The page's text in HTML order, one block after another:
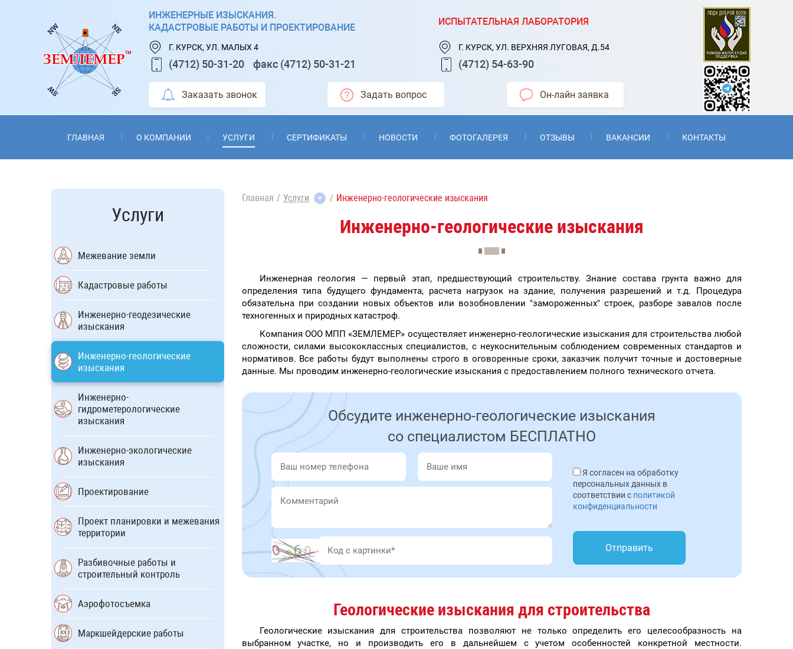
ИНЖЕНЕРНЫЕ ИЗЫСКАНИЯ.
КАДАСТРОВЫЕ РАБОТЫ И ПРОЕКТИРОВАНИЕ
Г. КУРСК, УЛ. МАЛЫХ 4
(4712) 50-31-20 факс (4712) 50-31-21
ИСПЫТАТЕЛЬНАЯ ЛАБОРАТОРИЯ
Г. КУРСК, УЛ. ВЕРХНЯЯ ЛУГОВАЯ, Д.54
(4712) 54-63-90
Заказать звонок Задать вопрос Он-лайн заявка
ГЛАВНАЯ О КОМПАНИИ УСЛУГИ СЕРТИФИКАТЫ НОВОСТИ ФОТОГАЛЕРЕЯ ОТЗЫВЫ ВАКАНСИИ КОНТАКТЫ
Услуги
Межевание земли
Кадастровые работы
Инженерно-геодезические
изыскания
Инженерно-геологические
изыскания
Инженерно-
гидрометерологические
изыскания
Инженерно-экологические
изыскания
Проектирование
Проект планировки и межевания
территории
Разбивочные работы и
строительный контроль
Аэрофотосъемка
Маркшейдерские работы
Главная Услуги Инженерно-геологические изыскания
Инженерно-геологические изыскания
Инженерная геология — первый этап, предшествующий строительству. Знание состава грунта важно для
определения типа будущего фундамента, расчета нагрузок на здание, получения разрешений и т.д. Процедура
обязательна при создании новых объектов или возобновлении "замороженных" строек, разборе завалов после
техногенных и природных катастроф.
Компания ООО МПП «ЗЕМЛЕМЕР» осуществляет инженерно-геологические изыскания для строительства любой
сложности, силами высококлассных специалистов, с неукоснительным соблюдением современных стандартов и
нормативов. Все работы будут выполнены строго в оговоренные сроки, заказчик получит точные и достоверные
данные. Мы проводим инженерно-геологические изыскания с предоставлением полного технического отчета.
Обсудите инженерно-геологические изыскания
со специалистом БЕСПЛАТНО
Я согласен на обработку
персональных данных в
соответствии с политикой
конфиденциальности
Отправить
Геологические изыскания для строительства
Геологические изыскания для строительства позволяют не только определить его целесообразность на
выбранном участке, но и производить его в дальнейшем с учетом особенностей конкретной местности.